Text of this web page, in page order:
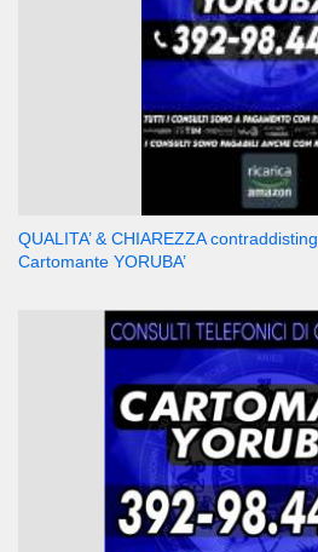
QUALITA’ & CHIAREZZA
Cartomante YORUBA’